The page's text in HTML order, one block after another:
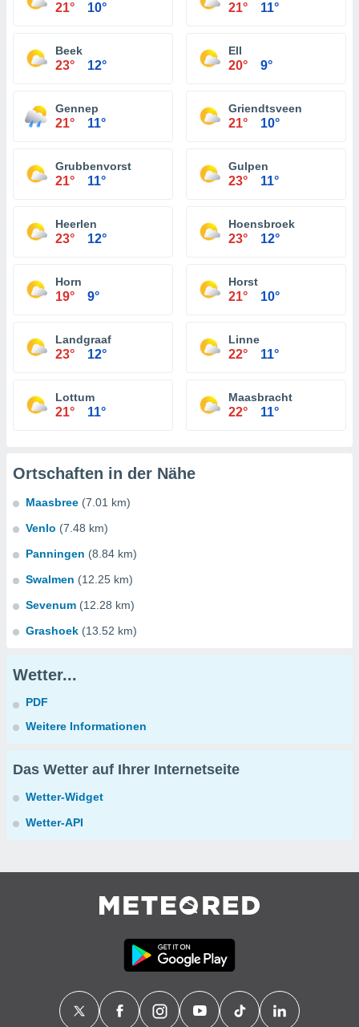
21° 10° 21° 11°
Beek
23° 12°
Ell
20° 9°
Gennep
21° 11°
Griendtsveen
21° 10°
Grubbenvorst
21° 11°
Gulpen
23° 11°
Heerlen
23° 12°
Hoensbroek
23° 12°
Horn
19° 9°
Horst
21° 10°
Landgraaf
23° 12°
Linne
22° 11°
Lottum
21° 11°
Maasbracht
22° 11°
Ortschaften in der Nähe
Maasbree (7.01 km)
Venlo (7.48 km)
Panningen (8.84 km)
Swalmen (12.25 km)
Sevenum (12.28 km)
Grashoek (13.52 km)
Wetter...
PDF
Weitere Informationen
Das Wetter auf Ihrer Internetseite
Wetter-Widget
Wetter-API